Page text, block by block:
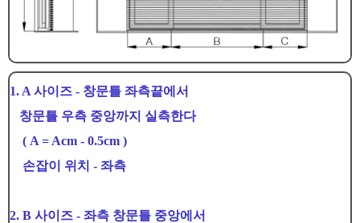
1. A 사이즈 - 창문틀 좌측끝에서
창문틀 우측 중앙까지 실측한다
( A = Acm - 0.5cm )
손잡이 위치 - 좌측
2. B 사이즈 - 좌측 창문틀 중앙에서